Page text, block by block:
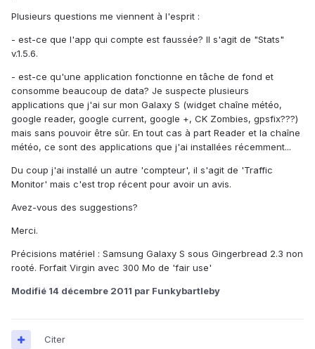
Plusieurs questions me viennent à l'esprit :
- est-ce que l'app qui compte est faussée? Il s'agit de "Stats"
v.1.5.6.
- est-ce qu'une application fonctionne en tâche de fond et
consomme beaucoup de data? Je suspecte plusieurs
applications que j'ai sur mon Galaxy S (widget chaîne météo,
google reader, google current, google +, CK Zombies, gpsfix???)
mais sans pouvoir être sûr. En tout cas à part Reader et la chaîne
météo, ce sont des applications que j'ai installées récemment...
Du coup j'ai installé un autre 'compteur', il s'agit de 'Traffic
Monitor' mais c'est trop récent pour avoir un avis.
Avez-vous des suggestions?
Merci.
Précisions matériel : Samsung Galaxy S sous Gingerbread 2.3 non
rooté. Forfait Virgin avec 300 Mo de 'fair use'
Modifié 14 décembre 2011 par Funkybartleby
Citer